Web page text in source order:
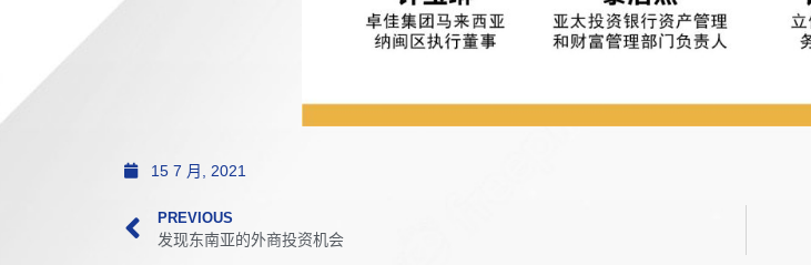
15 7 月, 2021
PREVIOUS
发现东南亚的外商投资机会